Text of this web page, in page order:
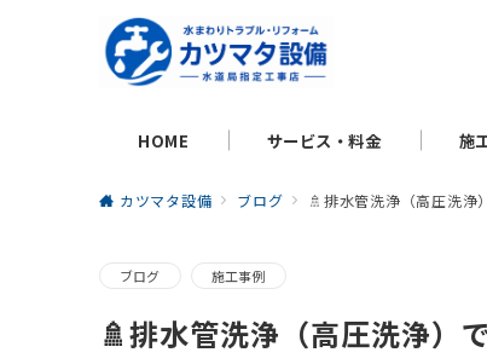
HOME サービス・料金 施
カツマタ設備 ブログ 🚿排水管洗浄（高圧洗浄
ブログ 施工事例
🚿排水管洗浄（高圧洗浄）